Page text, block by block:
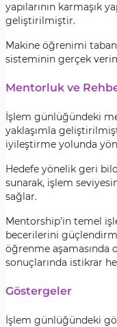
yapılarının karmaşık
geliştirilmiştir.
Makine öğrenimi
sisteminin gerçek
Mentorluk ve
İşlem günlüğündeki
yaklaşımla
iyileştirme yolunda
Hedefe yönelik geri
sunarak, işlem
sağlar.
Mentorship’in temel
becerilerini
öğrenme aşamasında
sonuçlarında istikrar
Göstergeler
İşlem günlüğündeki